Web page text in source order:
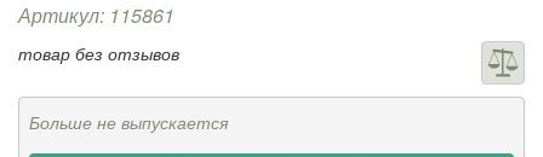
Артикул: 115861
товар без отзывов
Больше не выпускается